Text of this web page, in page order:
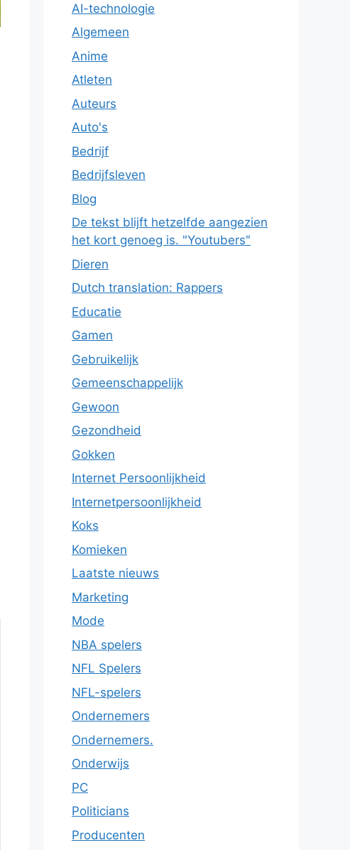
AI-technologie
Algemeen
Anime
Atleten
Auteurs
Auto's
Bedrijf
Bedrijfsleven
Blog
De tekst blijft hetzelfde aangezien
het kort genoeg is. "Youtubers"
Dieren
Dutch translation: Rappers
Educatie
Gamen
Gebruikelijk
Gemeenschappelijk
Gewoon
Gezondheid
Gokken
Internet Persoonlijkheid
Internetpersoonlijkheid
Koks
Komieken
Laatste nieuws
Marketing
Mode
NBA spelers
NFL Spelers
NFL-spelers
Ondernemers
Ondernemers.
Onderwijs
PC
Politicians
Producenten